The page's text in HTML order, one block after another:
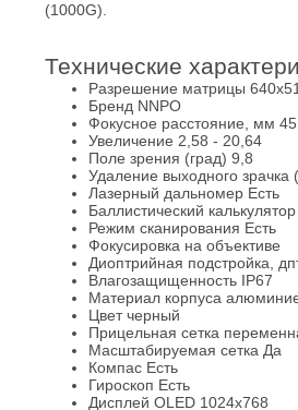
(1000G).
Технические
Разрешение матрицы
Бренд NNPO
Фокусное расстояние, мм 45
Увеличение 2,58 - 20,64
Поле зрения (град) 9,8
Удаление выходного зрачка
Лазерный дальномер Есть
Баллистический
Режим сканирования Есть
Фокусировка на объективе
Диоптрийная подстройка,
Влагозащищенность IP67
Материал корпуса
Цвет черный
Прицельная сетка
Масштабируемая сетка Да
Компас Есть
Гироскоп Есть
Дисплей OLED 1024х768